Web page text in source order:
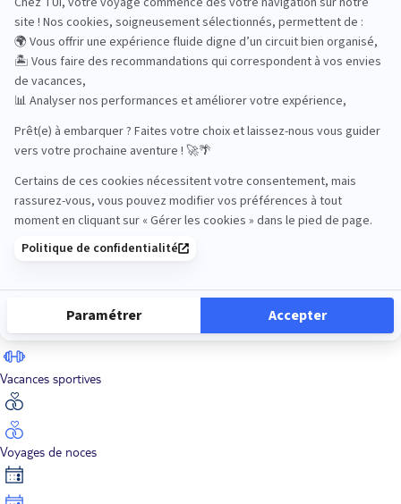
Road Trips
Safari
Sénior
Vacances sportives
Voyages de noces